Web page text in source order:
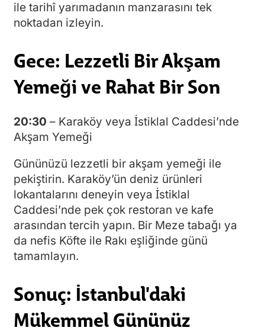
ile tarihî yarımadanın manzarasını tek
noktadan izleyin.
Gece: Lezzetli Bir Akşam
Yemeği ve Rahat Bir Son
20:30 – Karaköy veya İstiklal Caddesi’nde
Akşam Yemeği
Gününüzü lezzetli bir akşam yemeği ile
pekiştirin. Karaköy’ün deniz ürünleri
lokantalarını deneyin veya İstiklal
Caddesi’nde pek çok restoran ve kafe
arasından tercih yapın. Bir Meze tabağı ya
da nefis Köfte ile Rakı eşliğinde günü
tamamlayın.
Sonuç: İstanbul'daki
Mükemmel Gününüz